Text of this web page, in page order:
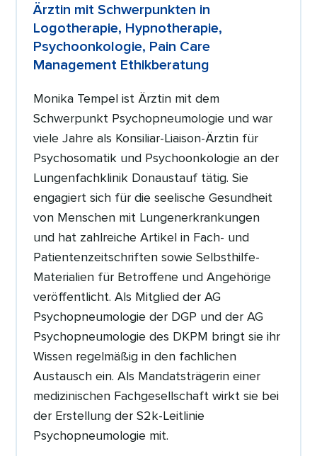
Ärztin mit Schwerpunkten in
Logotherapie, Hypnotherapie,
Psychoonkologie, Pain Care
Management Ethikberatung
Monika Tempel ist Ärztin mit dem
Schwerpunkt Psychopneumologie und war
viele Jahre als Konsiliar-Liaison-Ärztin für
Psychosomatik und Psychoonkologie an der
Lungenfachklinik Donaustauf tätig. Sie
engagiert sich für die seelische Gesundheit
von Menschen mit Lungenerkrankungen
und hat zahlreiche Artikel in Fach- und
Patientenzeitschriften sowie Selbsthilfe-
Materialien für Betroffene und Angehörige
veröffentlicht. Als Mitglied der AG
Psychopneumologie der DGP und der AG
Psychopneumologie des DKPM bringt sie ihr
Wissen regelmäßig in den fachlichen
Austausch ein. Als Mandatsträgerin einer
medizinischen Fachgesellschaft wirkt sie bei
der Erstellung der S2k-Leitlinie
Psychopneumologie mit.